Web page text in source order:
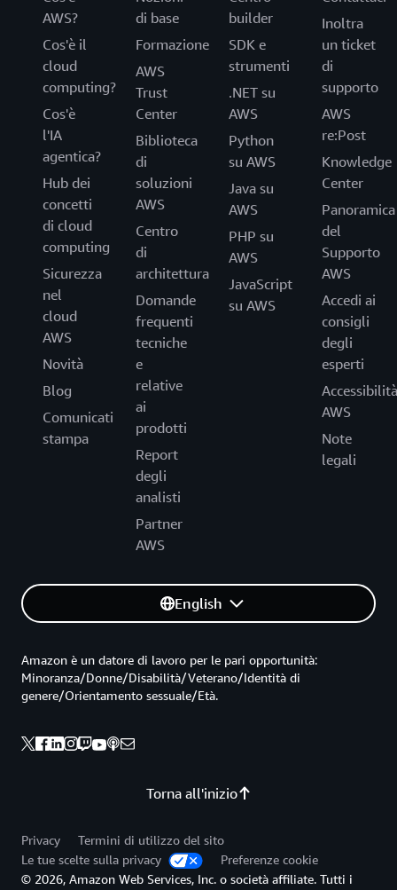
AWS?
Cos'è il
cloud
computing?
Cos'è
l'IA
agentica?
Hub dei
concetti
di cloud
computing
Sicurezza
nel
cloud
AWS
Novità
Blog
Comunicati
stampa
di base
Formazione
AWS
Trust
Center
Biblioteca
di
soluzioni
AWS
Centro
di
architettura
Domande
frequenti
tecniche
e
relative
ai
prodotti
Report
degli
analisti
Partner
AWS
builder
SDK e
strumenti
.NET su
AWS
Python
su AWS
Java su
AWS
PHP su
AWS
JavaScript
su AWS
Inoltra
un ticket
di
supporto
AWS
re:Post
Knowledge
Center
Panoramica
del
Supporto
AWS
Accedi ai
consigli
degli
esperti
Accessibilità
AWS
Note
legali
English
Torna all'inizio
Amazon è un datore di lavoro per le pari opportunità:
Minoranza/Donne/Disabilità/Veterano/Identità di
genere/Orientamento sessuale/Età.
Privacy
Termini di utilizzo del sito
Le tue scelte sulla privacy
Preferenze cookie
© 2026, Amazon Web Services, Inc. o società affiliate. Tutti i